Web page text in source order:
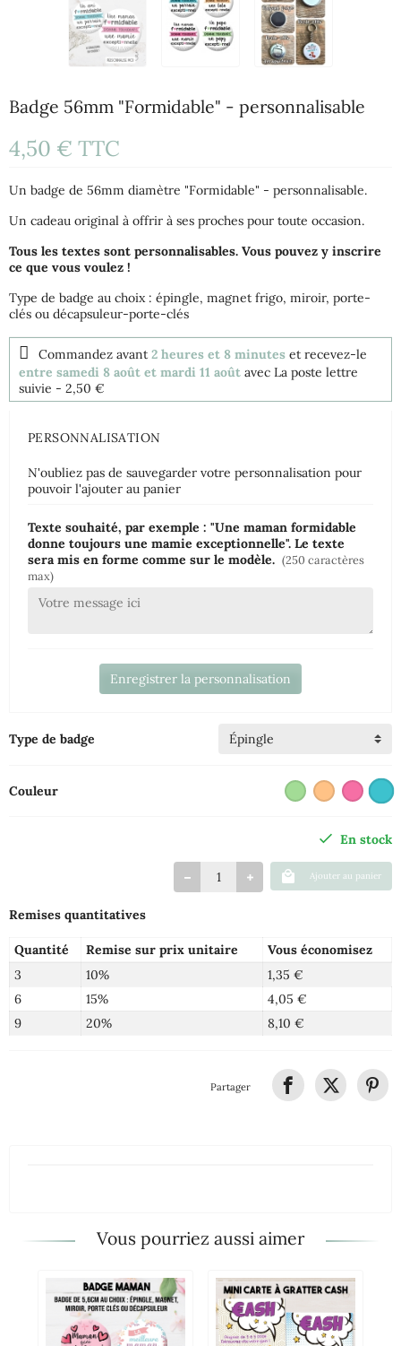
Badge 56mm "Formidable" - personnalisable
4,50 € TTC
Un badge de 56mm diamètre "Formidable" - personnalisable.
Un cadeau original à offrir à ses proches pour toute occasion.
Tous les textes sont personnalisables. Vous pouvez y inscrire
ce que vous voulez !
Type de badge au choix : épingle, magnet frigo, miroir, porte-
clés ou décapsuleur-porte-clés
Commandez avant 2 heures et 8 minutes et recevez-le
entre samedi 8 août et mardi 11 août avec La poste lettre
suivie - 2,50 €
PERSONNALISATION
N'oubliez pas de sauvegarder votre personnalisation pour
pouvoir l'ajouter au panier
Texte souhaité, par exemple : "Une maman formidable
donne toujours une mamie exceptionnelle". Le texte
sera mis en forme comme sur le modèle. (250 caractères
max)
Enregistrer la personnalisation
Type de badge
Couleur
En stock
Ajouter au panier
Remises quantitatives
Quantité Remise sur prix unitaire
Vous économisez
3
10%
1,35 €
6
15%
4,05 €
9
20% 8,10 €
Partager
Vous pourriez aussi aimer